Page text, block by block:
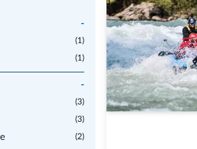
-
(1)
(1)
-
(3)
(3)
(2)